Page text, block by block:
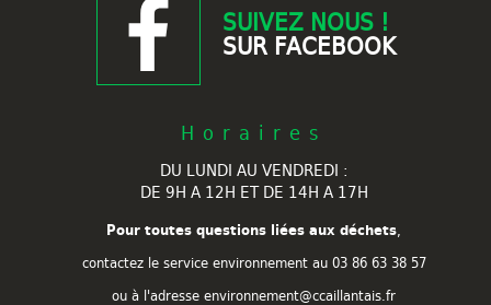
SUIVEZ NOUS !
SUR FACEBOOK
Horaires
DU LUNDI AU VENDREDI :
DE 9H A 12H ET DE 14H A 17H
Pour toutes questions liées aux déchets,
contactez le service environnement au 03 86 63 38 57
ou à l'adresse environnement@ccaillantais.fr